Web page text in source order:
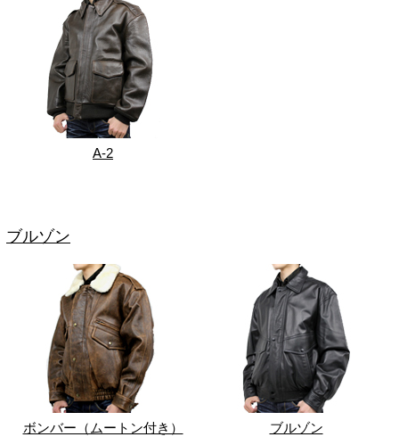
A-2
ブルゾン
ボンバー（ムートン付き） ブルゾン